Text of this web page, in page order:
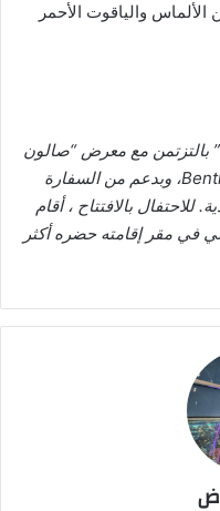
والياقوت الأحمر
بالتزتمن مع معرض “صالون
، وبدعم من السفارة
للاحتفال بالافتتاح ، أقام
في مقر إقامته حضره أكثر